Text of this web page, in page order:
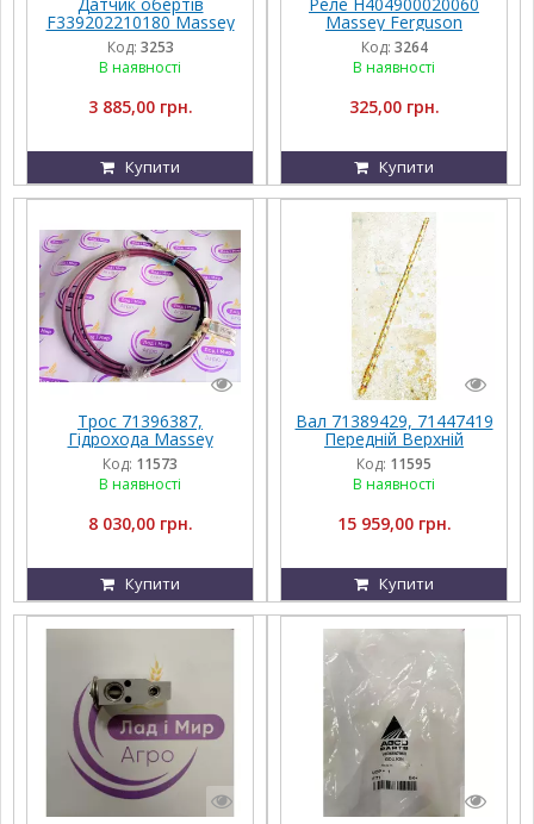
Датчик обертів
F339202210180 Massey
Ferguson
Код: 3253
В наявності
3 885,00 грн.
Купити
Реле H404900020060
Massey Ferguson
Код: 3264
В наявності
325,00 грн.
Купити
Трос 71396387,
Гідрохода Massey
Ferguson 9690
Код: 11573
В наявності
8 030,00 грн.
Купити
Вал 71389429, 71447419
Передній Верхній
Приводу Грохота
Massey Ferguson
Код: 11595
В наявності
15 959,00 грн.
Купити